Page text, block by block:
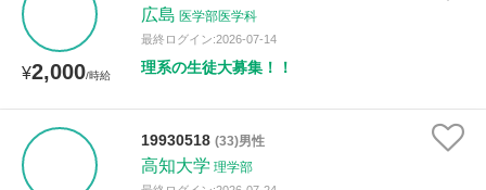
¥2,000/時給
広島 医学部医学科
最終ログイン:2026-07-14
理系の生徒大募集！！
19930518 (33)男性
高知大学 理学部